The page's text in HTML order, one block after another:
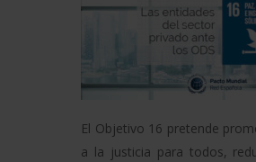
El Objetivo 16 pretende
a la justicia para todos,